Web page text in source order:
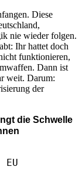
Diese
nie wieder folgen.
Ihr hattet doch
funktionieren,
Dann ist
weit. Darum:
der
die Schwelle